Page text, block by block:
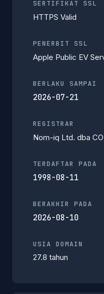
SERTIFIKAT SSL
HTTPS Valid
PENERBIT SSL
Apple Public EV
BERLAKU SAMPAI
2026-07-21
REGISTRAR
Nom-iq Ltd. dba
TERDAFTAR PADA
1998-08-11
BERAKHIR PADA
2026-08-10
USIA DOMAIN
27.8 tahun